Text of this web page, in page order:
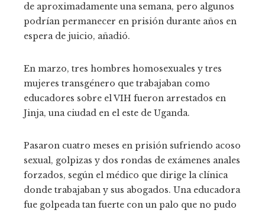
de aproximadamente una semana, pero algunos
podrían permanecer en prisión durante años en
espera de juicio, añadió.
En marzo, tres hombres homosexuales y tres
mujeres transgénero que trabajaban como
educadores sobre el VIH fueron arrestados en
Jinja, una ciudad en el este de Uganda.
Pasaron cuatro meses en prisión sufriendo acoso
sexual, golpizas y dos rondas de exámenes anales
forzados, según el médico que dirige la clínica
donde trabajaban y sus abogados. Una educadora
fue golpeada tan fuerte con un palo que no pudo